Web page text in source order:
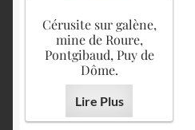
Cérusite sur galène,
mine de Roure,
Pontgibaud, Puy de
Dôme.
Lire Plus